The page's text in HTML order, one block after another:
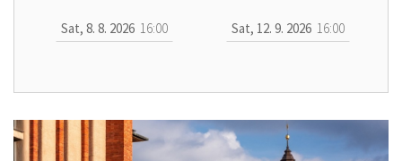
Sat, 8. 8. 2026 16:00 Sat, 12. 9. 2026 16:00